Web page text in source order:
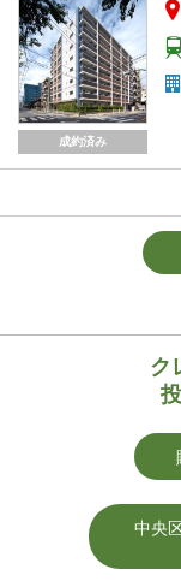
成約済み
ク
中央